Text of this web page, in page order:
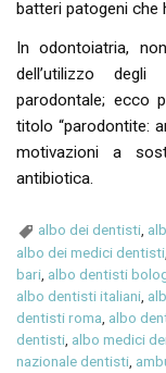
batteri patogeni che
In odontoiatria,
dell’utilizzo
parodontale; ecco
titolo “parodontite:
motivazioni a
antibiotica.
albo dei dentisti
albo dei medici dentisti,
bari, albo dentisti
albo dentisti italiani,
dentisti roma, albo
dentisti, albo medici
nazionale dentisti,